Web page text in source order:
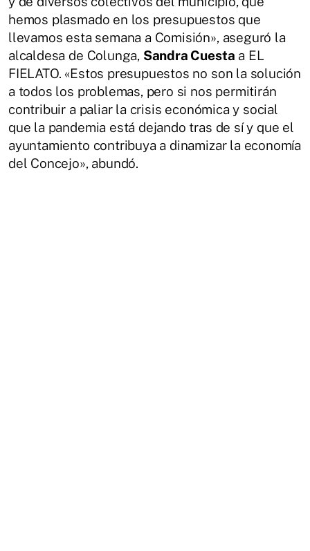
hemos plasmado en los presupuestos que
llevamos esta semana a Comisión», aseguró la
alcaldesa de Colunga, Sandra Cuesta a EL
FIELATO. «Estos presupuestos no son la solución
a todos los problemas, pero si nos permitirán
contribuir a paliar la crisis económica y social
que la pandemia está dejando tras de sí y que el
ayuntamiento contribuya a dinamizar la economía
del Concejo», abundó.